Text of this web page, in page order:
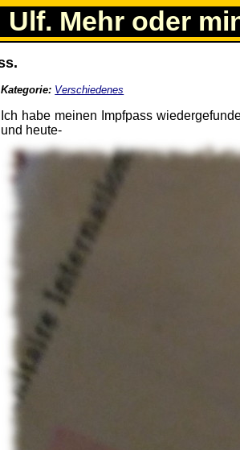
Ulf. Mehr oder
Kategorie: Verschiedenes
Ich habe meinen Impfpass
und heute-